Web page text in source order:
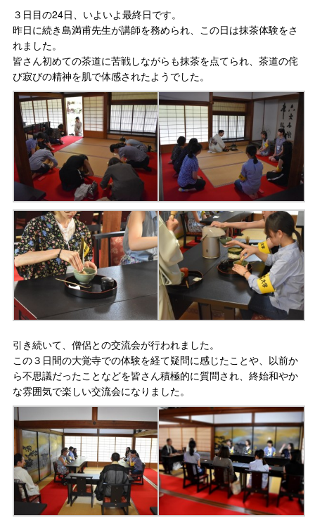
３日目の24日、いよいよ最終日です。
昨日に続き島満甫先生が講師を務められ、この日は抹茶体験をさ
れました。
皆さん初めての茶道に苦戦しながらも抹茶を点てられ、茶道の侘
び寂びの精神を肌で体感されたようでした。
引き続いて、僧侶との交流会が行われました。
この３日間の大覚寺での体験を経て疑問に感じたことや、以前か
ら不思議だったことなどを皆さん積極的に質問され、終始和やか
な雰囲気で楽しい交流会になりました。